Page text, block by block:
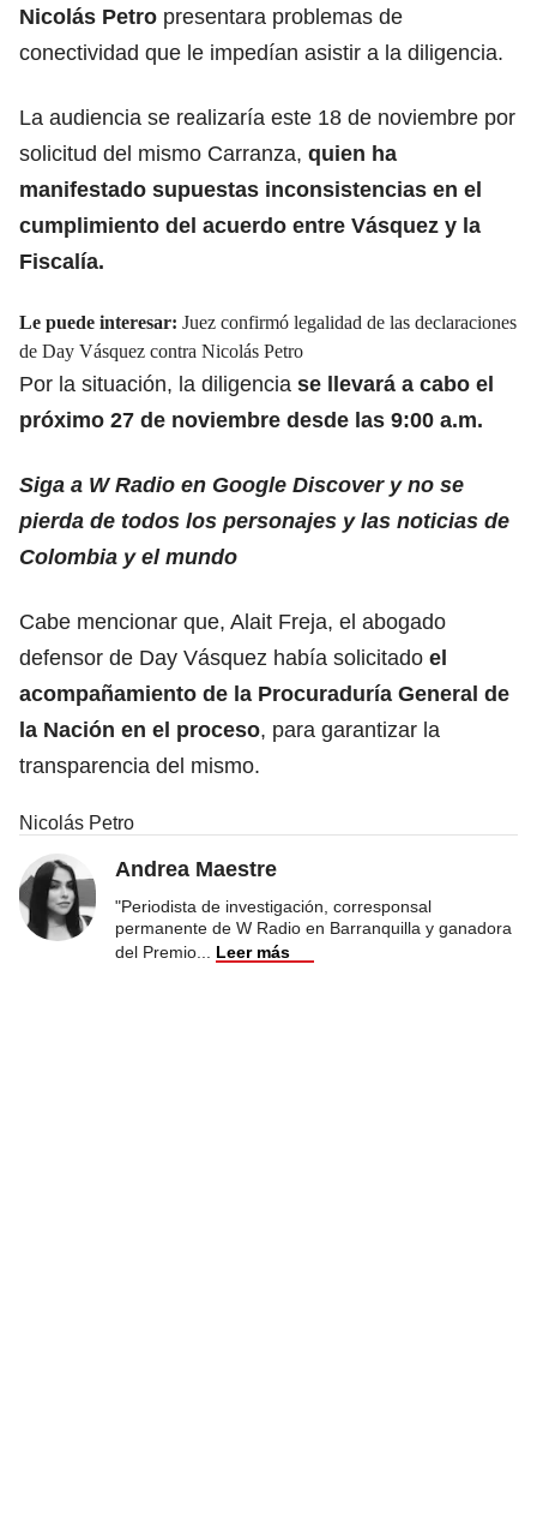
Nicolás Petro presentara problemas de
conectividad que le impedían asistir a la diligencia.
La audiencia se realizaría este 18 de noviembre por
solicitud del mismo Carranza, quien ha
manifestado supuestas inconsistencias en el
cumplimiento del acuerdo entre Vásquez y la
Fiscalía.
Le puede interesar: Juez confirmó legalidad de las declaraciones
de Day Vásquez contra Nicolás Petro
Por la situación, la diligencia se llevará a cabo el
próximo 27 de noviembre desde las 9:00 a.m.
Siga a W Radio en Google Discover y no se
pierda de todos los personajes y las noticias de
Colombia y el mundo
Cabe mencionar que, Alait Freja, el abogado
defensor de Day Vásquez había solicitado el
acompañamiento de la Procuraduría General de
la Nación en el proceso, para garantizar la
transparencia del mismo.
Nicolás Petro
Andrea Maestre
"Periodista de investigación, corresponsal
permanente de W Radio en Barranquilla y ganadora
del Premio
Leer más